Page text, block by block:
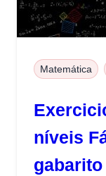
Matemática
níveis
gabarito